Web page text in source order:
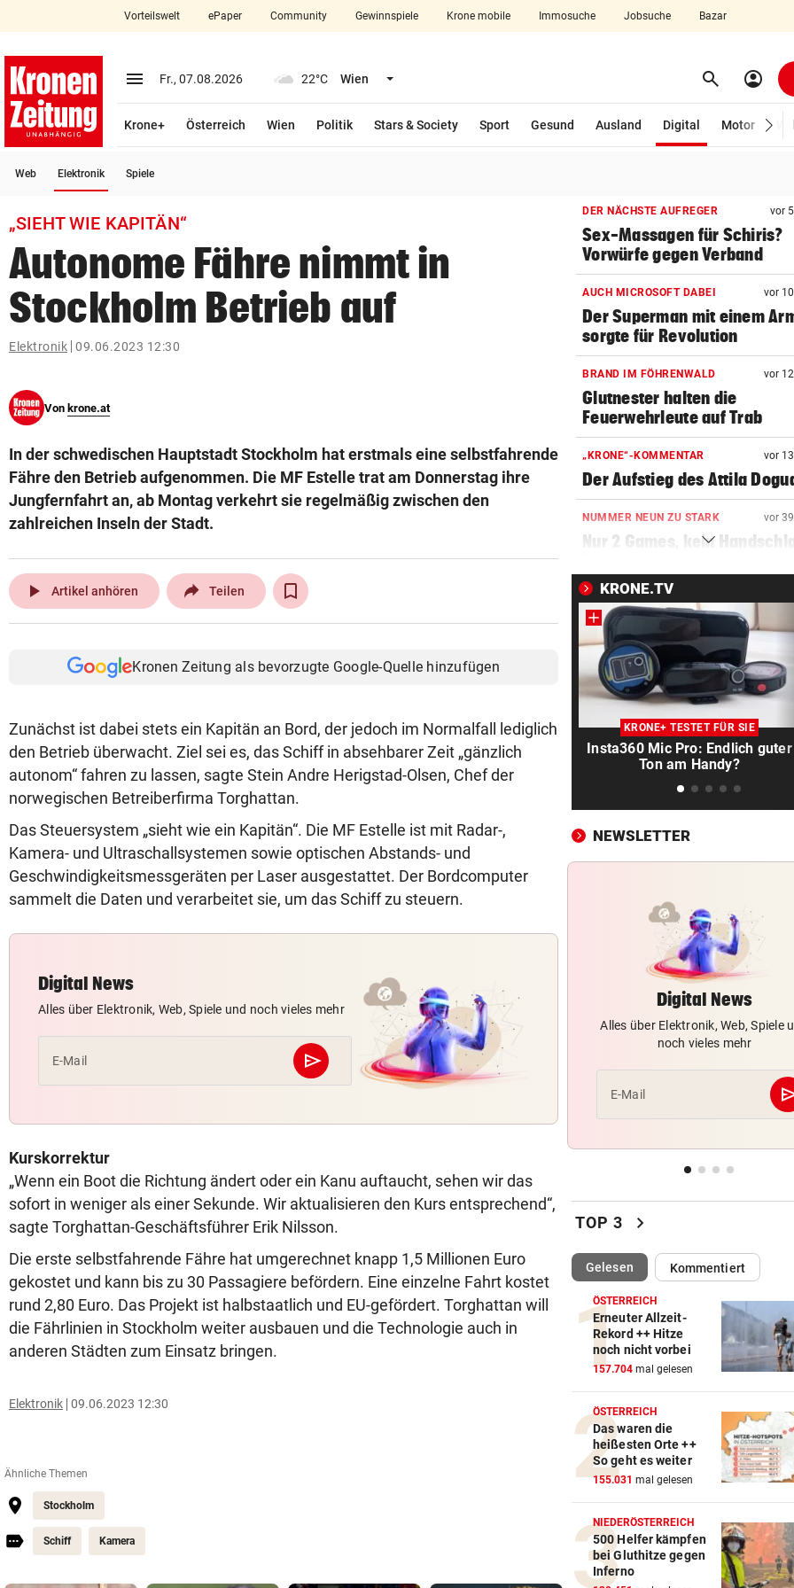
closeSchließen
account_circle Anmelden
arrow_right
Wien
search
Suchbegriff
eingeben
© Krone Multimedia GmbH & Co KG 2026
Vorteilswelt ePaper Community Gewinnspiele Krone mobile Immosuche Jobsuche Bazar
menu Menü aufklappen
Fr., 07.08.2026 22°C Wien Menü aufklappen search Suchen
account_circle
Krone+ Österreich Wien Politik Stars & Society Sport Gesund Ausland Digital
Motor
Web Elektronik Spiele
„SIEHT WIE KAPITÄN“
Autonome Fähre nimmt in
Stockholm Betrieb auf
Elektronik 09.06.2023 12:30
Von krone.at
In der schwedischen Hauptstadt Stockholm hat erstmals eine selbstfahrende
Fähre den Betrieb aufgenommen. Die MF Estelle trat am Donnerstag ihre
Jungfernfahrt an, ab Montag verkehrt sie regelmäßig zwischen den
zahlreichen Inseln der Stadt.
play_arrow Artikel anhören Teilen
Kronen Zeitung als bevorzugte Google-Quelle hinzufügen
Zunächst ist dabei stets ein Kapitän an Bord, der jedoch im Normalfall lediglich
den Betrieb überwacht. Ziel sei es, das Schiff in absehbarer Zeit „gänzlich
autonom“ fahren zu lassen, sagte Stein Andre Herigstad-Olsen, Chef der
norwegischen Betreiberfirma Torghattan.
Das Steuersystem „sieht wie ein Kapitän“. Die MF Estelle ist mit Radar-,
Kamera- und Ultraschallsystemen sowie optischen Abstands- und
Geschwindigkeitsmessgeräten per Laser ausgestattet. Der Bordcomputer
sammelt die Daten und verarbeitet sie, um das Schiff zu steuern.
Digital News
Alles über Elektronik, Web, Spiele und noch vieles mehr
E-Mail send
Abschicken
Kurskorrektur
„Wenn ein Boot die Richtung ändert oder ein Kanu auftaucht, sehen wir das
sofort in weniger als einer Sekunde. Wir aktualisieren den Kurs entsprechend“,
sagte Torghattan-Geschäftsführer Erik Nilsson.
Die erste selbstfahrende Fähre hat umgerechnet knapp 1,5 Millionen Euro
gekostet und kann bis zu 30 Passagiere befördern. Eine einzelne Fahrt kostet
rund 2,80 Euro. Das Projekt ist halbstaatlich und EU-gefördert. Torghattan will
die Fährlinien in Stockholm weiter ausbauen und die Technologie auch in
anderen Städten zum Einsatz bringen.
Elektronik 09.06.2023 12:30
Ähnliche Themen
Stockholm
Schiff Kamera
DER NÄCHSTE AUFREGER vor
Sex-Massagen für Schiris?
Vorwürfe gegen Verband
AUCH MICROSOFT DABEI vor
Der Superman mit einem
sorgte für Revolution
BRAND IM FÖHRENWALD vor
Glutnester halten die
Feuerwehrleute auf Trab
„KRONE“-KOMMENTAR vor
Der Aufstieg des Attila
NUMMER NEUN ZU STARK vor
Nur 2 Games, kein
GUT-BEHRAMI HÖRT AUF
Ski-Paukenschlag: Verband
„nicht vorbeireitet“
DANK ENERGIE VON BANK vor
Rapid: „Plan“ ging auf –
Gegner wohl fix!
STRENGES KONZEPT vor
Neustifter Kirtag: So soll
sicher bleiben
„KRONE“-KOMMENTAR
So treiben sie Republik und
BUNDESLIGA IM TICKER
SCR Altach gegen WSG Tirol
19.30 Uhr LIVE
„KRONE“ VOR ORT
Polizeianhaltezentrum:
entkräftet Kritik
IN MÖRBISCH vor
Treffen Sie die
ELTERN SCHLUGEN ALARM
Bilder an Teenager
OKTOBERFEST 2026
Leni Klum präsentiert eigene
Dirndl-Kollektion
„KRONE“-KOMMENTAR vor
Ein Sieg des Antisemitismus
AUF BURG TAGGENBRUNN vor
„Totale Eskalation“ mit
Star Sascha Huber
WETTLAUF IN EUROPA vor
Wann kommen die
nach Österreich?
MEGA-PROJEKT WACKELT vor
„Im Ausland rollen sie uns
KRONE.TV
KRONE+ TESTET FÜR SIE
Insta360 Mic Pro: Endlich guter
Ton am Handy?
NEWSLETTER
Digital News
Alles über Elektronik, Web, Spiele
noch vieles mehr
E-Mail
TOP 3 chevron_right
Gelesen(ausgewählt)Kommentiert
ÖSTERREICH
Erneuter Allzeit-
Rekord ++ Hitze
noch nicht vorbei
157.704 mal gelesen
ÖSTERREICH
Das waren die
heißesten Orte ++
So geht es weiter
155.031 mal gelesen
NIEDERÖSTERREICH
500 Helfer kämpfen
bei Gluthitze gegen
Inferno